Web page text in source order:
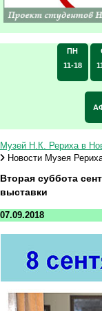
ПН
11-18
Музей Н.К. Рериха в
Новости Музея
Вторая суббота
выставки
07.09.2018